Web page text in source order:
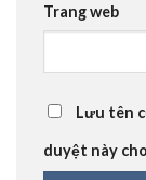
Trang web
Lưu tên
duyệt này